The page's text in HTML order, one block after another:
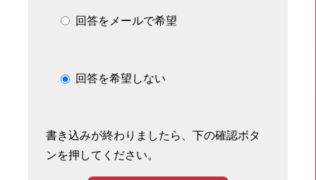
回答をメールで希望
回答を希望しない
書き込みが終わりましたら、下の確認ボタ
ンを押してください。